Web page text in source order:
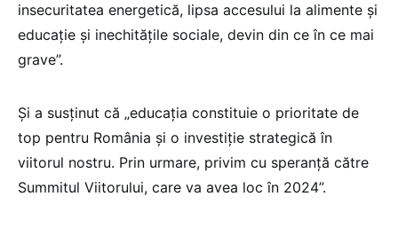
insecuritatea energetică, lipsa accesului la alimente și
educație și inechitățile sociale, devin din ce în ce mai
grave”.
Și a susținut că „educația constituie o prioritate de
top pentru România și o investiție strategică în
viitorul nostru. Prin urmare, privim cu speranță către
Summitul Viitorului, care va avea loc în 2024”.